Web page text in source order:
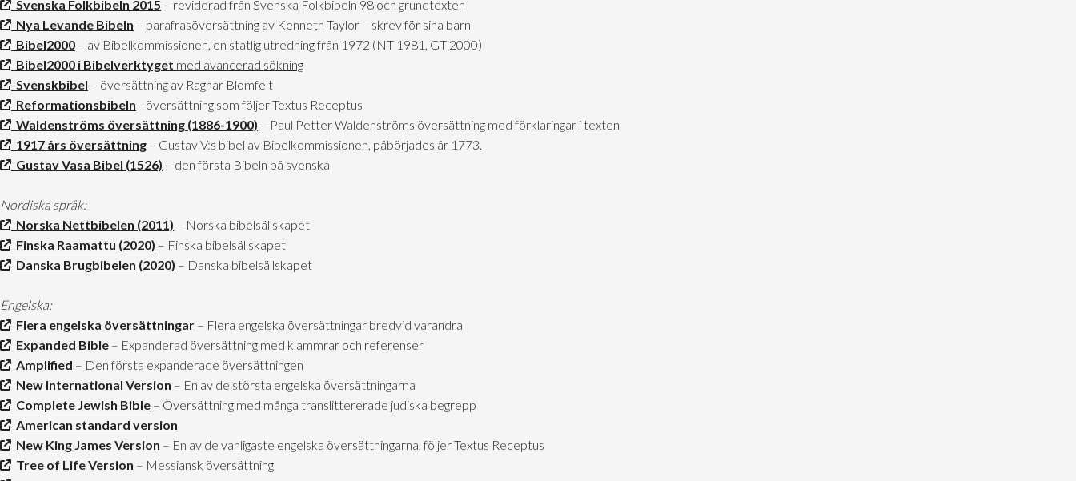
Svenska Folkbibeln 2015 – reviderad från Svenska Folkbibeln 98 och grundtexten
Nya Levande Bibeln – parafrasöversättning av Kenneth Taylor – skrev för sina barn
Bibel2000 – av Bibelkommissionen, en statlig utredning från 1972 (NT 1981, GT 2000)
Bibel2000 i Bibelverktyget med avancerad sökning
Svenskbibel – översättning av Ragnar Blomfelt
Reformationsbibeln– översättning som följer Textus Receptus
Waldenströms översättning (1886-1900) – Paul Petter Waldenströms översättning med förklaringar i texten
1917 års översättning – Gustav V:s bibel av Bibelkommissionen, påbörjades år 1773.
Gustav Vasa Bibel (1526) – den första Bibeln på svenska
Nordiska språk:
Norska Nettbibelen (2011) – Norska bibelsällskapet
Finska Raamattu (2020) – Finska bibelsällskapet
Danska Brugbibelen (2020) – Danska bibelsällskapet
Engelska:
Flera engelska översättningar – Flera engelska översättningar bredvid varandra
Expanded Bible – Expanderad översättning med klammrar och referenser
Amplified – Den första expanderade översättningen
New International Version – En av de största engelska översättningarna
Complete Jewish Bible – Översättning med många translittererade judiska begrepp
American standard version
New King James Version – En av de vanligaste engelska översättningarna, följer Textus Receptus
Tree of Life Version – Messiansk översättning